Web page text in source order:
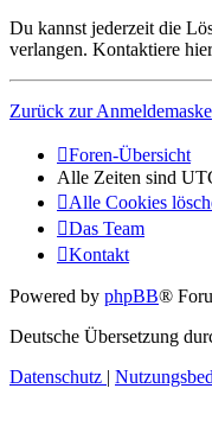
Du kannst jederzeit die
verlangen. Kontaktiere
Zurück zur Anmeldemaske
Foren-Übersicht
Alle Zeiten sind
Alle Cookies
Das Team
Kontakt
Powered by phpBB®
Deutsche Übersetzung
Datenschutz |